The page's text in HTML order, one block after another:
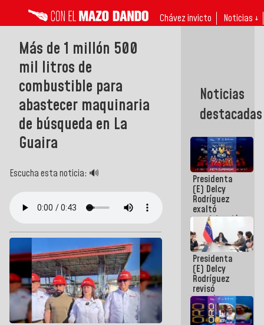
Chávez invicto Noticias ↓
Más de 1 millón 500
mil litros de
combustible para
abastecer maquinaria
de búsqueda en La
Guaira
Escucha esta noticia: 🔊
Noticias
destacadas
Presidenta
(E) Delcy
Rodríguez
exaltó
participación
de
Venezuela
en Juegos
Centroamericanos
y del Caribe
2026
Presidenta
(E) Delcy
Rodríguez
revisó
agenda
económica y
ejecución de